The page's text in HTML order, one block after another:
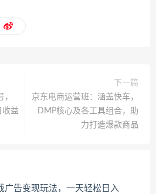
收益
下一篇
京东电商运营班：涵盖快车，
DMP核心及各工具组合，助
力打造爆款商品
广告变现玩法，一天轻松日入